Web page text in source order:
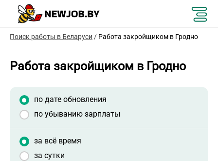
Поиск работы в Беларуси / Работа закройщиком в Гродно
Работа закройщиком в Гродно
по дате обновления
по убыванию зарплаты
за всё время
за сутки